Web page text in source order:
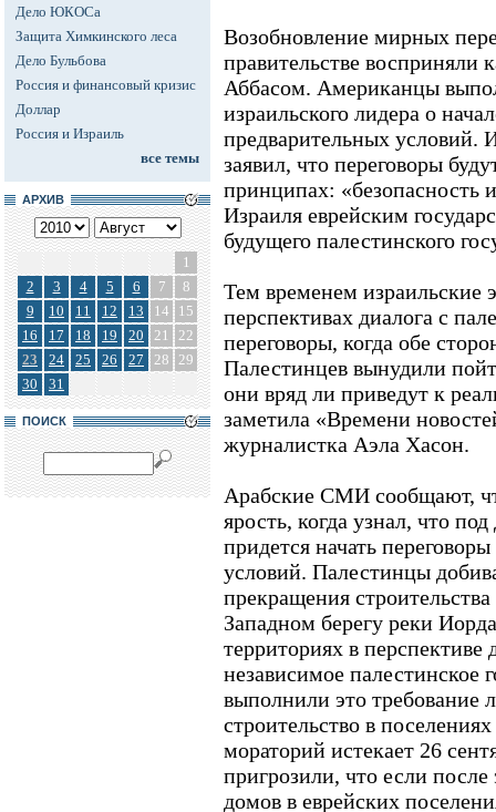
Дело ЮКОСа
Защита Химкинского леса
Дело Бульбова
Россия и финансовый кризис
Доллар
Россия и Израиль
все темы
АРХИВ
1
2
3 4 5 6 7
8
9
10 11 12 13 14
15
16
17 18 19 20 21
22
23
24 25 26 27 28 29
30
31
ПОИСК
Возобновление мирных
правительстве восприняли
Аббасом. Американцы
израильского лидера о
предварительных условий.
заявил, что переговоры
принципах: «безопасность
Израиля еврейским
будущего палестинского
Тем временем израильские
перспективах диалога с
переговоры, когда обе
Палестинцев вынудили
они вряд ли приведут к
заметила «Времени
журналистка Аэла Хасон.
Арабские СМИ сообщают,
ярость, когда узнал, что
придется начать
условий. Палестинцы
прекращения
Западном берегу реки
территориях в перспективе
независимое палестинское
выполнили это требование
строительство в
мораторий истекает 26
пригрозили, что если после
домов в еврейских